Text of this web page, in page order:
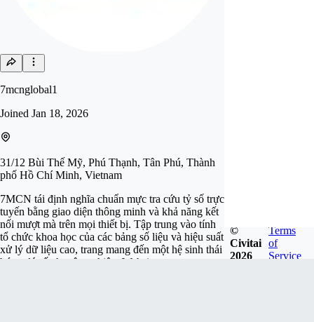
7mcnglobal1
Joined Jan 18, 2026
31/12 Bùi Thế Mỹ, Phú Thạnh, Tân Phú, Thành
phố Hồ Chí Minh, Vietnam
7MCN tái định nghĩa chuẩn mực tra cứu tỷ số trực
tuyến bằng giao diện thông minh và khả năng kết
nối mượt mà trên mọi thiết bị. Tập trung vào tính
tổ chức khoa học của các bảng số liệu và hiệu suất
xử lý dữ liệu cao, trang mang đến một hệ sinh thái
bóng đá số chuyên nghiệp. Website:
©
Civitai
2026
Terms
of
Service